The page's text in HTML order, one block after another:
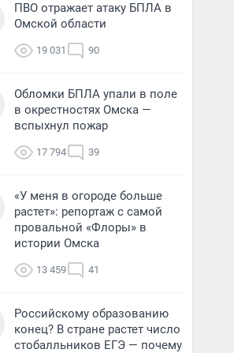
ПВО отражает атаку БПЛА в
Омской области
19 031 90
Обломки БПЛА упали в поле
в окрестностях Омска —
вспыхнул пожар
17 794 39
«У меня в огороде больше
растет»: репортаж с самой
провальной «Флоры» в
истории Омска
13 459 41
Российскому образованию
конец? В стране растет число
стобалльников ЕГЭ — почему